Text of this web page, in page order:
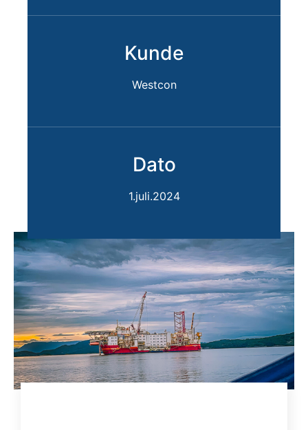
Kunde
Westcon
Dato
1.juli.2024